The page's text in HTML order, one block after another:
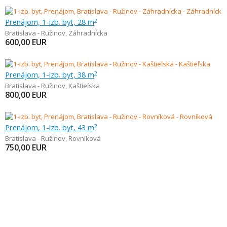
Prenájom, 1-izb. byt, 28 m2
Bratislava - Ružinov, Záhradnícka
600,00 EUR
Prenájom, 1-izb. byt, 38 m2
Bratislava - Ružinov, Kaštieľska
800,00 EUR
Prenájom, 1-izb. byt, 43 m2
Bratislava - Ružinov, Rovníková
750,00 EUR